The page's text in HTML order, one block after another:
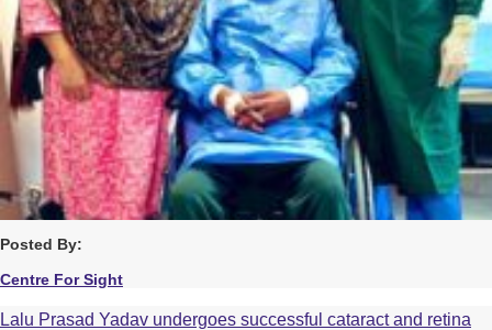
Posted By:
Centre For Sight
Lalu Prasad Yadav undergoes successful cataract and retina